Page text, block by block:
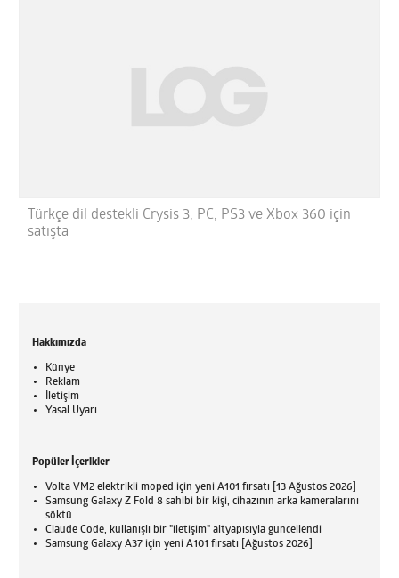
Türkçe dil destekli Crysis 3, PC, PS3 ve Xbox 360 için
satışta
Hakkımızda
Künye
Reklam
İletişim
Yasal Uyarı
Popüler İçerikler
Volta VM2 elektrikli moped için yeni A101 fırsatı [13 Ağustos 2026]
Samsung Galaxy Z Fold 8 sahibi bir kişi, cihazının arka kameralarını
söktü
Claude Code, kullanışlı bir "iletişim" altyapısıyla güncellendi
Samsung Galaxy A37 için yeni A101 fırsatı [Ağustos 2026]